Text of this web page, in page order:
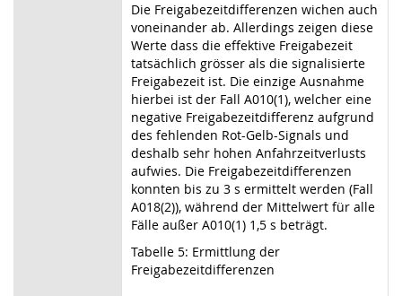
Die Freigabezeitdifferenzen wichen auch
voneinander ab. Allerdings zeigen diese
Werte dass die effektive Freigabezeit
tatsächlich grösser als die signalisierte
Freigabezeit ist. Die einzige Ausnahme
hierbei ist der Fall A010(1), welcher eine
negative Freigabezeitdifferenz aufgrund
des fehlenden Rot-Gelb-Signals und
deshalb sehr hohen Anfahrzeitverlusts
aufwies. Die Freigabezeitdifferenzen
konnten bis zu 3 s ermittelt werden (Fall
A018(2)), während der Mittelwert für alle
Fälle außer A010(1) 1,5 s beträgt.
Tabelle 5: Ermittlung der
Freigabezeitdifferenzen